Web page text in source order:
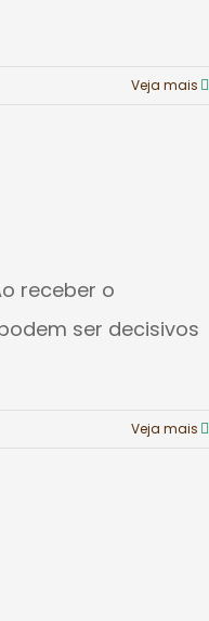
Veja mais
receber o
ser decisivos
Veja mais